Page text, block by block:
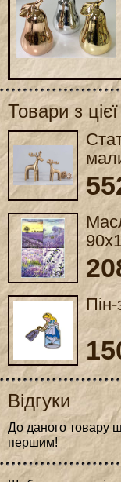
Товари з
Відгуки
До даного товару
першим!